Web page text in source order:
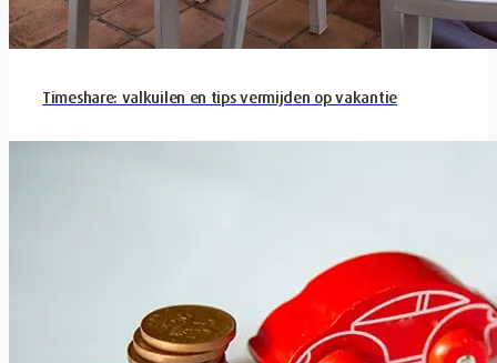
Timeshare: valkuilen en tips vermijden op vakantie